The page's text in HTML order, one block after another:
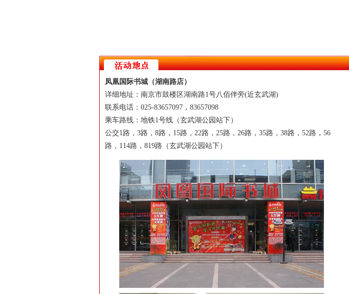
凤凰国际书城（湖南路店）
详细地址：南京市鼓楼区湖南路1号八佰伴旁(近玄武湖)
联系电话：025-83657097，83657098
乘车路线：地铁1号线（玄武湖公园站下）
公交1路，3路，8路，15路，22路，25路，26路，35路，38路，52路，56
路，114路，819路（玄武湖公园站下）